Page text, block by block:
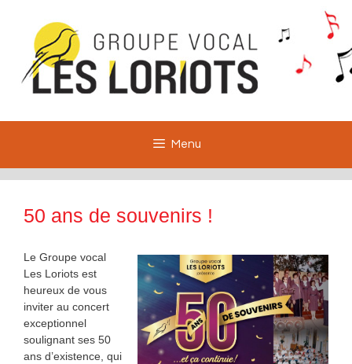
contenu
Menu
50 ans de souvenirs !
Le Groupe vocal
Les Loriots est
heureux de vous
inviter au concert
exceptionnel
soulignant ses 50
ans d’existence, qui